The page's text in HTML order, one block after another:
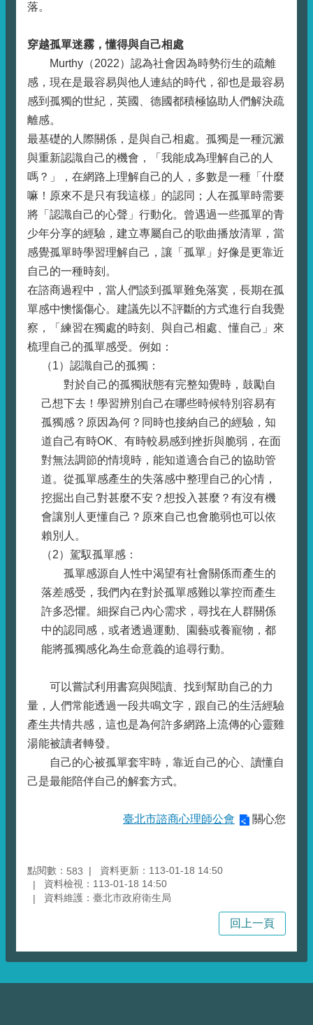
落。
穿越孤單迷霧，懂得與自己相處
Murthy（2022）認為社會因為時勢衍生的疏離
感，現在是最容易與他人連結的時代，卻也是最容易
感到孤獨的世紀，英國、德國都積極協助人們解決疏
離感。
最基礎的人際關係，是與自己相處。孤獨是一種沉澱
與重新認識自己的機會，「我能成為理解自己的人
嗎？」，在網路上理解自己的人，多數是一種「什麼
嘛！原來不是只有我這樣」的認同；人在孤單時需要
將「認識自己的心聲」行動化。曾遇過一些孤單的青
少年分享的經驗，建立專屬自己的歌曲播放清單，當
感覺孤單時學習理解自己，讓「孤單」好像是更靠近
自己的一種時刻。
在諮商過程中，當人們談到孤單難免落寞，長期在孤
單感中懊惱傷心。建議先以不評斷的方式進行自我覺
察，「練習在獨處的時刻、與自己相處、懂自己」來
梳理自己的孤單感受。例如：
（1）認識自己的孤獨：
對於自己的孤獨狀態有完整知覺時，鼓勵自
己想下去！學習辨別自己在哪些時候特別容易有
孤獨感？原因為何？同時也接納自己的經驗，知
道自己有時OK、有時較易感到挫折與脆弱，在面
對無法調節的情境時，能知道適合自己的協助管
道。從孤單感產生的失落感中整理自己的心情，
挖掘出自己對甚麼不安？想投入甚麼？有沒有機
會讓別人更懂自己？原來自己也會脆弱也可以依
賴別人。
（2）駕馭孤單感：
孤單感源自人性中渴望有社會關係而產生的
落差感受，我們內在對於孤單感難以掌控而產生
許多恐懼。細探自己內心需求，尋找在人群關係
中的認同感，或者透過運動、園藝或養寵物，都
能將孤獨感化為生命意義的追尋行動。
可以嘗試利用書寫與閱讀、找到幫助自己的力
量，人們常能透過一段共鳴文字，跟自己的生活經驗
產生共情共感，這也是為何許多網路上流傳的心靈雞
湯能被讀者轉發。
自己的心被孤單套牢時，靠近自己的心、讀懂自
己是最能陪伴自己的解套方式。
臺北市諮商心理師公會 關心您
點閱數： 583
資料更新：113-01-18 14:50
資料檢視：113-01-18 14:50
資料維護：臺北市政府衛生局
回上一頁